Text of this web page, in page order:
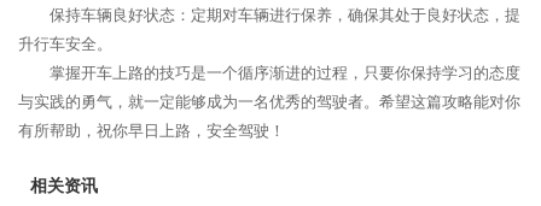
保持车辆良好状态：定期对车辆进行保养，确保其处于良好状态，提
升行车安全。
掌握开车上路的技巧是一个循序渐进的过程，只要你保持学习的态度
与实践的勇气，就一定能够成为一名优秀的驾驶者。希望这篇攻略能对你
有所帮助，祝你早日上路，安全驾驶！
相关资讯